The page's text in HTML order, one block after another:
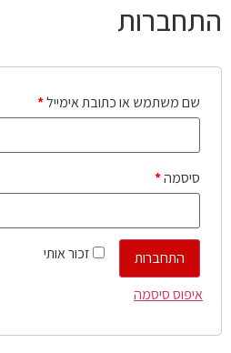
התחברות
שם משתמש או כתובת אימייל*
סיסמה*
זכור אותי
התחברות
איפוס סיסמה